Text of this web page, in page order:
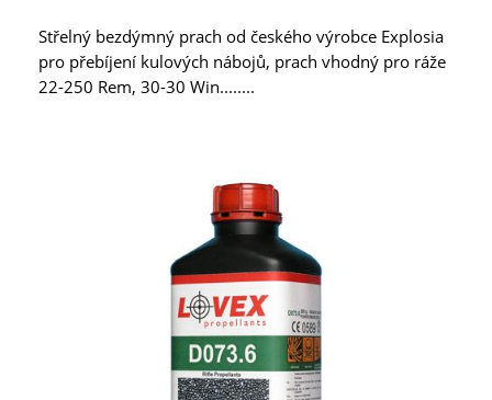
Střelný bezdýmný prach od českého výrobce Explosia
pro přebíjení kulových nábojů, prach vhodný pro ráže
22-250 Rem, 30-30 Win........